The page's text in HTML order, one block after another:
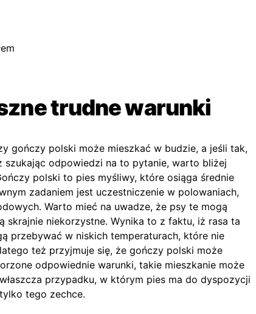
trudne warunki
gończy polski może mieszkać w budzie, a jeśli tak,
odpowiedzi na to pytanie, warto bliżej
polski to pies myśliwy, które osiąga średnie
zadaniem jest uczestniczenie w polowaniach,
Warto mieć na uwadze, że psy te mogą
niekorzystne. Wynika to z faktu, iż rasa ta
przebywać w niskich temperaturach, które nie
też przyjmuje się, że gończy polski może
odpowiednie warunki, takie mieszkanie może
przypadku, w którym pies ma do dyspozycji
tego zechce.